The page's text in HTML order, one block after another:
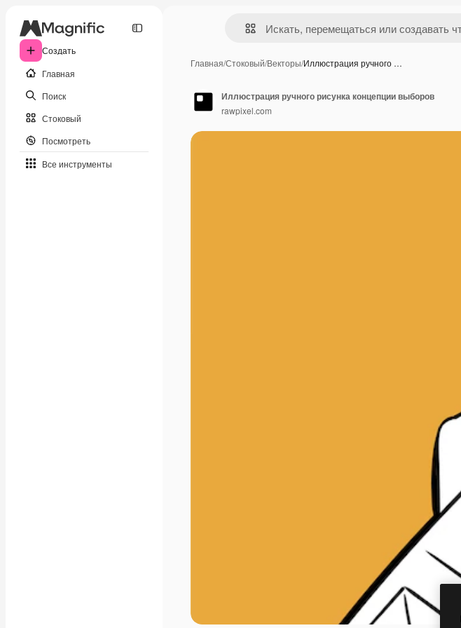
Создать
Главная
Поиск
Стоковый
Посмотреть
Все инструменты
Главная/Стоковый/Векторы/Иллюстрация ручного …
Иллюстрация ручного рисунка концепции выборов
rawpixel.com